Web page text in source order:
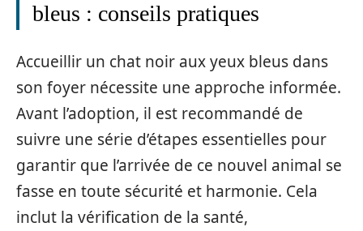
bleus : conseils pratiques
Accueillir un chat noir aux yeux bleus dans
son foyer nécessite une approche informée.
Avant l’adoption, il est recommandé de
suivre une série d’étapes essentielles pour
garantir que l’arrivée de ce nouvel animal se
fasse en toute sécurité et harmonie. Cela
inclut la vérification de la santé,